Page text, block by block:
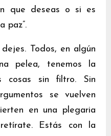
que deseas o si es
paz”.
Todos, en algún
pelea, tenemos la
cosas sin filtro. Sin
se vuelven
en una plegaria
Estás con la